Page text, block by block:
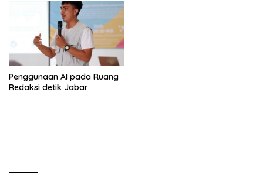
Penggunaan AI pada Ruang
Redaksi detik Jabar